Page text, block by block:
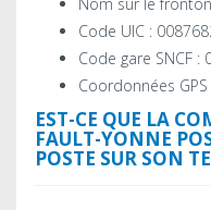
Code UIC :
Code gare SNCF :
Coordonnées
EST-CE QUE LA
FAULT-YONNE
POSTE SUR SON